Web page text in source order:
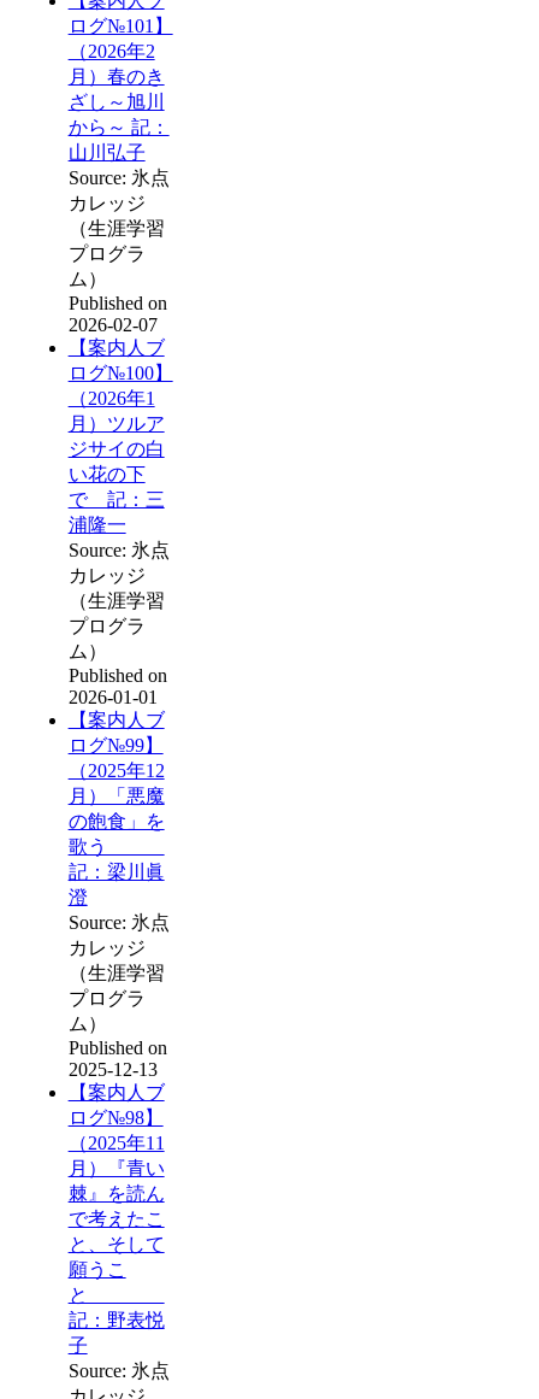
ログ№101】
（2026年2
月）春のき
ざし～旭川
から～ 記：
山川弘子
Source: 氷点
カレッジ
（生涯学習
プログラ
ム）
Published on
2026-02-07
【案内人ブ
ログ№100】
（2026年1
月）ツルア
ジサイの白
い花の下
で 記：三
浦隆一
Source: 氷点
カレッジ
（生涯学習
プログラ
ム）
Published on
2026-01-01
【案内人ブ
ログ№99】
（2025年12
月）「悪魔
の飽食」を
歌う
記：梁川眞
澄
Source: 氷点
カレッジ
（生涯学習
プログラ
ム）
Published on
2025-12-13
【案内人ブ
ログ№98】
（2025年11
月）『青い
棘』を読ん
で考えたこ
と、そして
願うこ
と
記：野表悦
子
Source: 氷点